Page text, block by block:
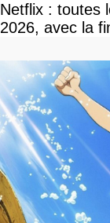
Netflix : toutes
2026, avec la